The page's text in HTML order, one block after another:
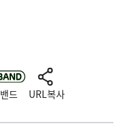
밴드 URL복사